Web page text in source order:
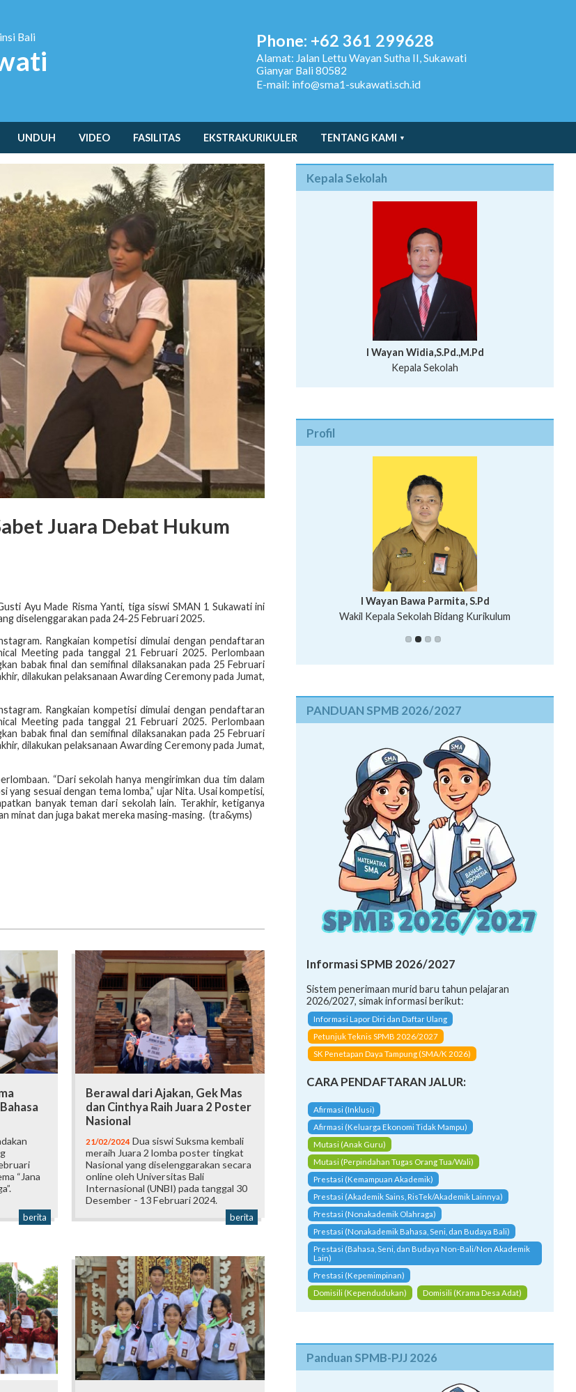
Bali Phone: +62 361 299628
Alamat: Jalan Lettu Wayan Sutha II, Sukawati
Gianyar Bali 80582
E-mail: info@sma1-sukawati.sch.id
UNDUH VIDEO FASILITAS EKSTRAKURIKULER TENTANG KAMI
Juara Debat Hukum
Ayu Made Risma Yanti, tiga siswi SMAN 1 Sukawati ini
diselenggarakan pada 24-25 Februari 2025.
Rangkaian kompetisi dimulai dengan pendaftaran
Meeting pada tanggal 21 Februari 2025. Perlombaan
babak final dan semifinal dilaksanakan pada 25 Februari
dilakukan pelaksanaan Awarding Ceremony pada Jumat,
Rangkaian kompetisi dimulai dengan pendaftaran
Meeting pada tanggal 21 Februari 2025. Perlombaan
babak final dan semifinal dilaksanakan pada 25 Februari
dilakukan pelaksanaan Awarding Ceremony pada Jumat,
“Dari sekolah hanya mengirimkan dua tim dalam
yang sesuai dengan tema lomba,” ujar Nita. Usai kompetisi,
banyak teman dari sekolah lain. Terakhir, ketiganya
minat dan juga bakat mereka masing-masing. (tra&yms)
“Jana
berita
Berawal dari Ajakan, Gek Mas
dan Cinthya Raih Juara 2 Poster
Nasional
21/02/2024 Dua siswi Suksma kembali
meraih Juara 2 lomba poster tingkat
Nasional yang diselenggarakan secara
online oleh Universitas Bali
Internasional (UNBI) pada tanggal 30
Desember - 13 Februari 2024.
berita
Kepala Sekolah
I Wayan Widia,S.Pd.,M.Pd
Kepala Sekolah
Profil
Putu Suhartana, S.Pd.
I Wayan Bawa Parmita, S.Pd
Wakil Kepala Sekolah Bidang Kurikulum
I Wayan Gede Aditya Pratita, S.Pd., M.Sn
Wakil Kepala Sekolah Bidang Kesiswaan
Ni Wayan Nopi Sutantri, S.Pd.
PANDUAN SPMB 2026/2027
Informasi SPMB 2026/2027
Sistem penerimaan murid baru tahun pelajaran
2026/2027, simak informasi berikut:
Informasi Lapor Diri dan Daftar Ulang
Petunjuk Teknis SPMB 2026/2027
SK Penetapan Daya Tampung (SMA/K 2026)
CARA PENDAFTARAN JALUR:
Afirmasi (Inklusi)
Afirmasi (Keluarga Ekonomi Tidak Mampu)
Mutasi (Anak Guru)
Mutasi (Perpindahan Tugas Orang Tua/Wali)
Prestasi (Kemampuan Akademik)
Prestasi (Akademik Sains, RisTek/Akademik Lainnya)
Prestasi (Nonakademik Olahraga)
Prestasi (Nonakademik Bahasa, Seni, dan Budaya Bali)
Prestasi (Bahasa, Seni, dan Budaya Non-Bali/Non Akademik
Lain)
Prestasi (Kepemimpinan)
Domisili (Kependudukan)
Domisili (Krama Desa Adat)
Panduan SPMB-PJJ 2026